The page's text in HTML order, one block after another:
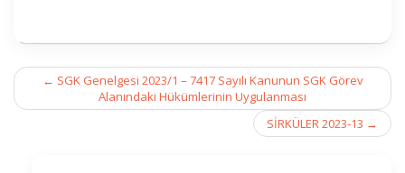
Post
navigation
← SGK Genelgesi 2023/1 – 7417 Sayılı Kanunun SGK Görev
Alanındaki Hükümlerinin Uygulanması
SİRKÜLER 2023-13 →